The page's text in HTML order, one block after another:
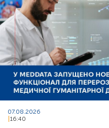
07.08.2026
16:40